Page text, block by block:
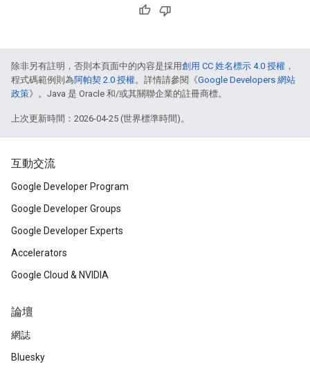
除非另有註明，否則本頁面中的內容是採用創用 CC 姓名標示 4.0 授權 ，
程式碼範例則為阿帕契 2.0 授權。詳情請參閱《Google Developers 網站
政策》。Java 是 Oracle 和/或其關聯企業的註冊商標。
上次更新時間：2026-04-25 (世界標準時間)。
互動交流
Google Developer Program
Google Developer Groups
Google Developer Experts
Accelerators
Google Cloud & NVIDIA
論壇
網誌
Bluesky